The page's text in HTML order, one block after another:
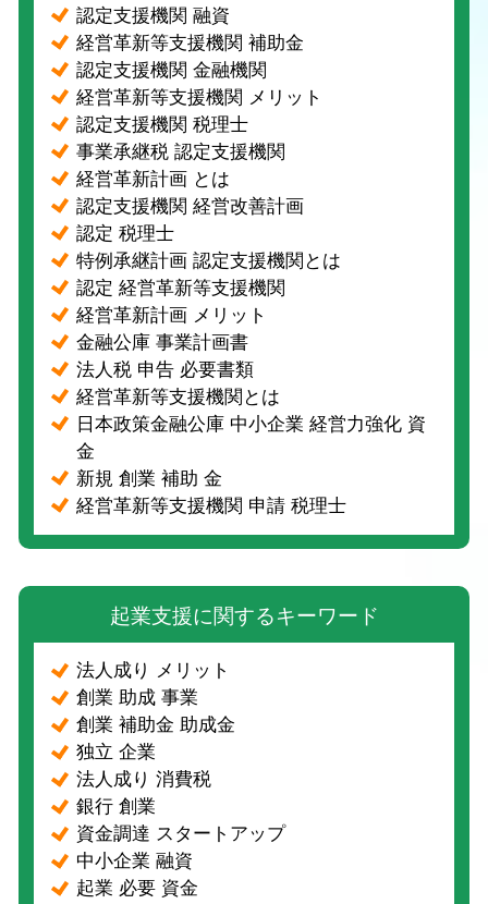
認定支援機関 融資
経営革新等支援機関 補助金
認定支援機関 金融機関
経営革新等支援機関 メリット
認定支援機関 税理士
事業承継税 認定支援機関
経営革新計画 とは
認定支援機関 経営改善計画
認定 税理士
特例承継計画 認定支援機関とは
認定 経営革新等支援機関
経営革新計画 メリット
金融公庫 事業計画書
法人税 申告 必要書類
経営革新等支援機関とは
日本政策金融公庫 中小企業 経営力強化 資
金
新規 創業 補助 金
経営革新等支援機関 申請 税理士
起業支援に関するキーワード
法人成り メリット
創業 助成 事業
創業 補助金 助成金
独立 企業
法人成り 消費税
銀行 創業
資金調達 スタートアップ
中小企業 融資
起業 必要 資金